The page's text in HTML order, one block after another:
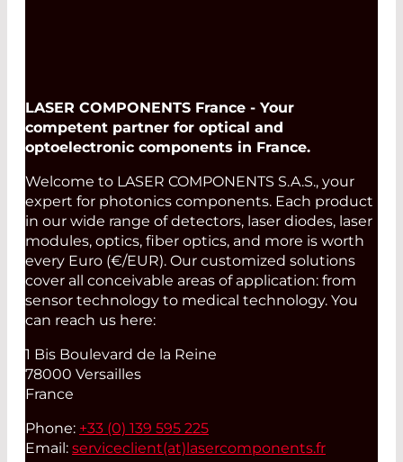
LASER COMPONENTS France - Your
competent partner for optical and
optoelectronic components in France.
Welcome to LASER COMPONENTS S.A.S., your
expert for photonics components. Each product
in our wide range of detectors, laser diodes, laser
modules, optics, fiber optics, and more is worth
every Euro (€/EUR). Our customized solutions
cover all conceivable areas of application: from
sensor technology to medical technology. You
can reach us here:
1 Bis Boulevard de la Reine
78000 Versailles
France
Phone: +33 (0) 139 595 225
Email: serviceclient(at) lasercomponents.fr